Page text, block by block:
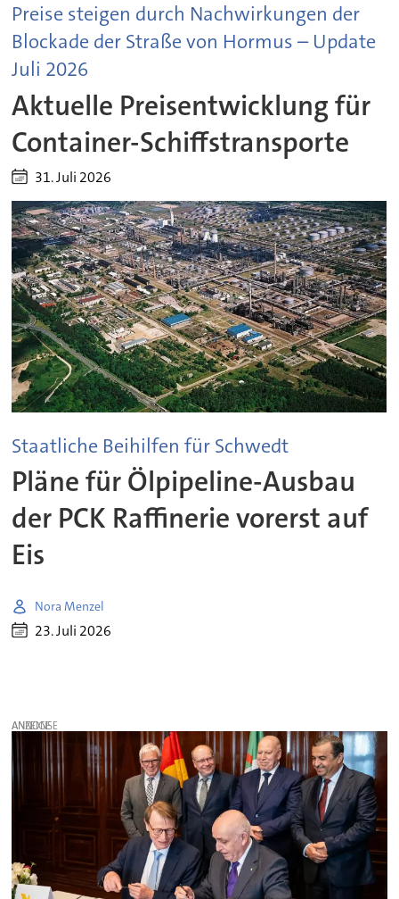
Preise steigen durch Nachwirkungen der
Blockade der Straße von Hormus – Update
Juli 2026
Aktuelle Preisentwicklung für
Container-Schiffstransporte
31. Juli 2026
Staatliche Beihilfen für Schwedt
Pläne für Ölpipeline-Ausbau
der PCK Raffinerie vorerst auf
Eis
Nora Menzel
23. Juli 2026
ANZEIGE